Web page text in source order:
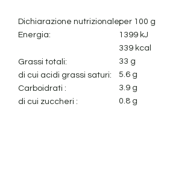
Dichiarazione nutrizionale:
Energia:
Grassi totali:
di cui acidi grassi saturi:
Carboidrati :
di cui zuccheri :
per 100 g
1399 kJ
339 kcal
33 g
5.6 g
3.9 g
0.8 g